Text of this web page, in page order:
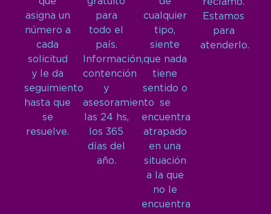
asigna un
número a
cada
solicitud
y le da
seguimiento
hasta que
se
resuelve.
para
todo el
país.
Información,
contención
y
asesoramiento
las 24 hs,
los 365
días del
año.
cualquier
tipo,
siente
que nada
tiene
sentido o
se
encuentra
atrapado
en una
situación
a la que
no le
encuentra
reclamo.
Estamos
para
atenderlo.